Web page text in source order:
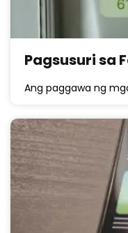
Pagsusuri sa
Ang paggawa ng